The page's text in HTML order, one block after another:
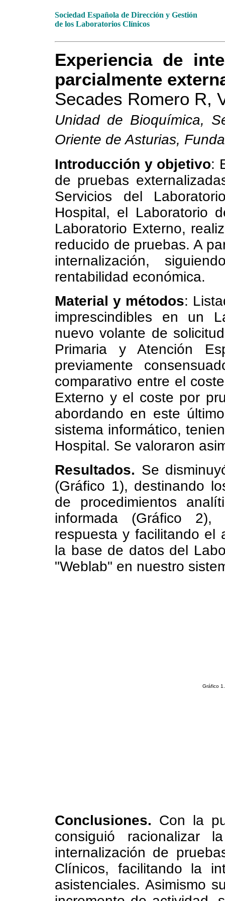
Sociedad Española de Dirección y Gestión
de los Laboratorios Clínicos
Experiencia de
parcialmente
Secades Romero R,
Unidad de Bioquímica,
Oriente de Asturias,
Introducción y objetivo:
de pruebas
Servicios del
Hospital, el Laboratorio
Laboratorio Externo,
reducido de pruebas. A
internalización,
rentabilidad económica.
Material y métodos:
imprescindibles en un
nuevo volante de
Primaria y Atención
previamente
comparativo entre el
Externo y el coste por
abordando en este
sistema informático,
Hospital. Se valoraron
Resultados. Se
(Gráfico 1), destinando
de procedimientos
informada (Gráfico
respuesta y facilitando el
la base de datos del
"Weblab" en nuestro
Gráfico
Conclusiones. Con la
consiguió racionalizar
internalización de
Clínicos, facilitando la
asistenciales. Asimismo